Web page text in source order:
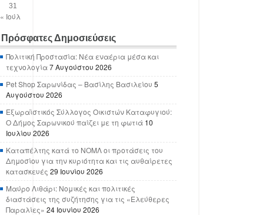
31
« Ιούλ
Πρόσφατες Δημοσιεύσεις
Πολιτική Προστασία: Νέα εναέρια μέσα και
τεχνολογία7 Αυγούστου 2026
Pet Shop Σαρωνίδας – Βασίλης Βασιλείου 5
Αυγούστου 2026
Εξωραϊστικός Σύλλογος Οικιστών Καταφυγιού:
Ο Δήμος Σαρωνικού παίζει με τη φωτιά 10
Ιουλίου 2026
Καταπέλτης κατά το ΝΟΜΛ οι προτάσεις του
Δημοσίου για την κυριότητα και τις αυθαίρετες
κατασκευές 29 Ιουνίου 2026
Μαύρο Λιθάρι: Νομικές και πολιτικές
διαστάσεις της συζήτησης για τις «Ελεύθερες
Παραλίες» 24 Ιουνίου 2026